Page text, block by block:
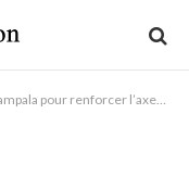
l’axe de la paix en Afrique